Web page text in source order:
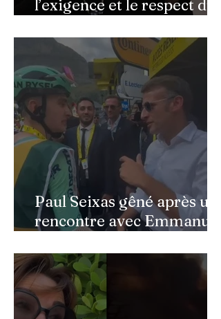
l’exigence et le respect du
répond aux critiques et
défend l’hommage rendu à
son père au Québec
Paul Seixas gêné après une
rencontre avec Emmanuel
semé la panique dans son
équipe